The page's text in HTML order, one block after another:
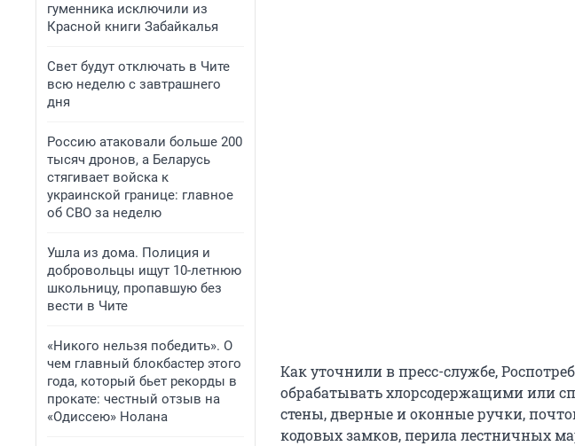
гуменника исключили из
Красной книги Забайкалья
Свет будут отключать в Чите
всю неделю с завтрашнего
дня
Россию атаковали больше 200
тысяч дронов, а Беларусь
стягивает войска к
украинской границе: главное
об СВО за неделю
Ушла из дома. Полиция и
добровольцы ищут 10-летнюю
школьницу, пропавшую без
вести в Чите
«Никого нельзя победить». О
чем главный блокбастер этого
года, который бьет рекорды в
прокате: честный отзыв на
«Одиссею» Нолана
Как уточнили в пресс-службе,
обрабатывать хлорсодержащими или
стены, дверные и оконные ручки,
кодовых замков, перила лестничных